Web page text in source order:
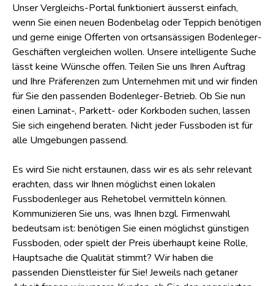
Unser Vergleichs-Portal funktioniert äusserst einfach,
wenn Sie einen neuen Bodenbelag oder Teppich benötigen
und gerne einige Offerten von ortsansässigen Bodenleger-
Geschäften vergleichen wollen. Unsere intelligente Suche
lässt keine Wünsche offen. Teilen Sie uns Ihren Auftrag
und Ihre Präferenzen zum Unternehmen mit und wir finden
für Sie den passenden Bodenleger-Betrieb. Ob Sie nun
einen Laminat-, Parkett- oder Korkboden suchen, lassen
Sie sich eingehend beraten. Nicht jeder Fussboden ist für
alle Umgebungen passend.
Es wird Sie nicht erstaunen, dass wir es als sehr relevant
erachten, dass wir Ihnen möglichst einen lokalen
Fussbodenleger aus Rehetobel vermitteln können.
Kommunizieren Sie uns, was Ihnen bzgl. Firmenwahl
bedeutsam ist: benötigen Sie einen möglichst günstigen
Fussboden, oder spielt der Preis überhaupt keine Rolle,
Hauptsache die Qualität stimmt? Wir haben die
passenden Dienstleister für Sie! Jeweils nach getaner